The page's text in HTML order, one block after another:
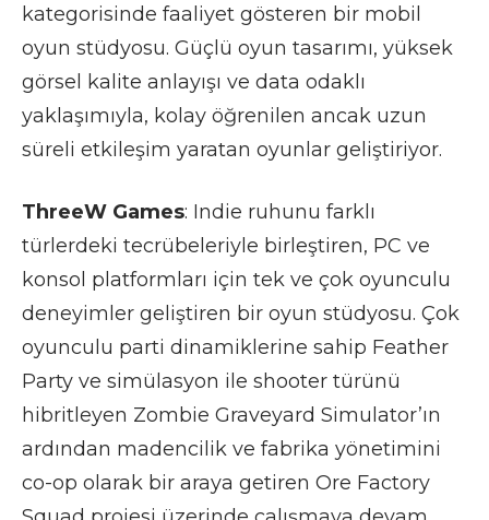
kategorisinde faaliyet gösteren bir mobil
oyun stüdyosu. Güçlü oyun tasarımı, yüksek
görsel kalite anlayışı ve data odaklı
yaklaşımıyla, kolay öğrenilen ancak uzun
süreli etkileşim yaratan oyunlar geliştiriyor.
ThreeW Games: Indie ruhunu farklı
türlerdeki tecrübeleriyle birleştiren, PC ve
konsol platformları için tek ve çok oyunculu
deneyimler geliştiren bir oyun stüdyosu. Çok
oyunculu parti dinamiklerine sahip Feather
Party ve simülasyon ile shooter türünü
hibritleyen Zombie Graveyard Simulator’ın
ardından madencilik ve fabrika yönetimini
co-op olarak bir araya getiren Ore Factory